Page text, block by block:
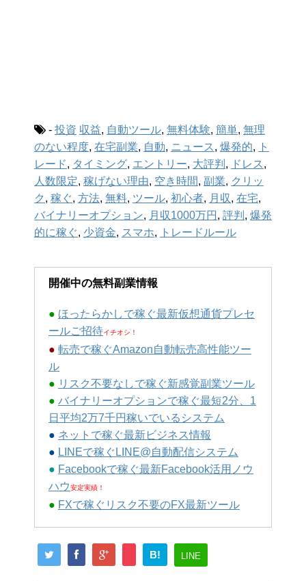
- 投資 収益, 自動ツール, 無料体験, 簡単, 無理
のない程度, 在宅副業, 自動, ニュース , 爆発的,
ト
レード, タイミング, エントリー, 大評判 , ドレス ,
人数限定, 稼げない理由, 空き時間, 副業, クリッ
ク , 稼ぐ, 方法, 無料, ツール, 初心者, 月収, 在宅,
バイナリーオプション, 月収1000万円 , 評判 , 爆発
的に稼ぐ, 少資金, スマホ, トレードルール
開催中の無料副業情報
● ほったらかしで稼ぐ最新仮想通貨プレセ
ールご招待イチオシ！
● 転売で稼ぐAmazon自動転売高性能ツー
ル
● リスク不要なしで稼ぐ新感覚副業ツール
● バイナリーオプションで稼ぐ最短2分、1
日平均2万7千円稼いでいるシステム
● ネットで稼ぐ最新ビジネス情報
● LINEで稼ぐLINE@自動配信システム
● Facebookで稼ぐ最新Facebook活用ノウ
ハウ安定実績！
● FXで稼ぐリスク不要のFX最新ツール
B! LINE